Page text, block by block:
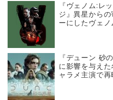
『ヴェノム:レ
ジ』異星から
ーにしたヴェ
『デューン 砂
に影響を与え
ャラメ主演で